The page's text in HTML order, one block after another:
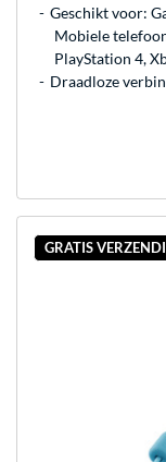
Geschikt voor:
Mobiele
PlayStation 4,
Draadloze
GRATIS